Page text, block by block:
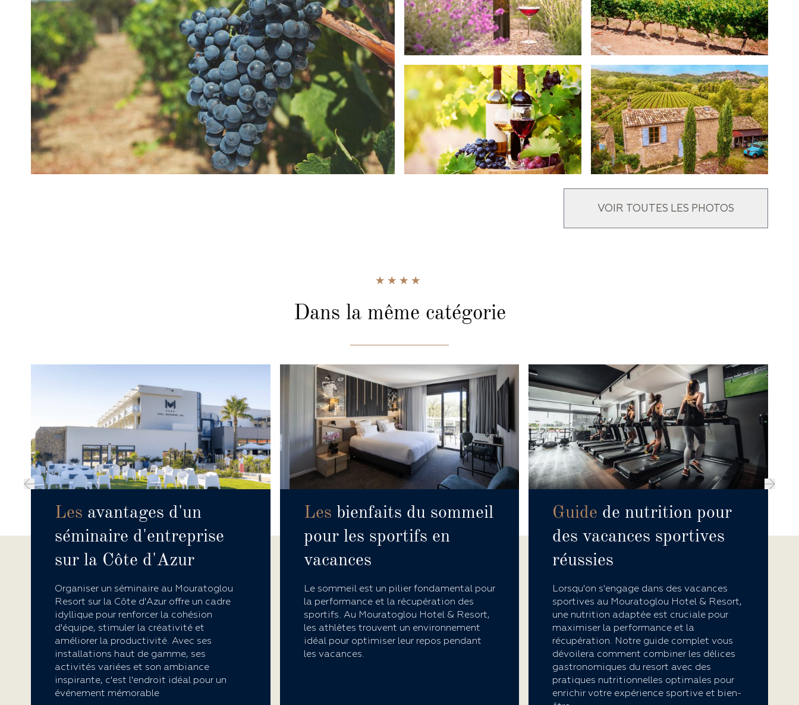
VOIR TOUTES LES PHOTOS
Dans la même catégorie
Les avantages d'un
séminaire d'entreprise
sur la Côte d'Azur
Organiser un séminaire au Mouratoglou
Resort sur la Côte d'Azur offre un cadre
idyllique pour renforcer la cohésion
d'équipe, stimuler la créativité et
améliorer la productivité. Avec ses
installations haut de gamme, ses
activités variées et son ambiance
inspirante, c'est l'endroit idéal pour un
événement mémorable
Les bienfaits du sommeil
pour les sportifs en
vacances
Le sommeil est un pilier fondamental pour
la performance et la récupération des
sportifs. Au Mouratoglou Hotel & Resort,
les athlètes trouvent un environnement
idéal pour optimiser leur repos pendant
les vacances.
Guide de nutrition pour
des vacances sportives
réussies
Lorsqu'on s'engage dans des vacances
sportives au Mouratoglou Hotel & Resort,
une nutrition adaptée est cruciale pour
maximiser la performance et la
récupération. Notre guide complet vous
dévoilera comment combiner les délices
gastronomiques du resort avec des
pratiques nutritionnelles optimales pour
enrichir votre expérience sportive et bien-